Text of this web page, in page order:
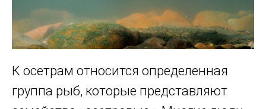
К осетрам относится определенная
группа рыб, которые представляют